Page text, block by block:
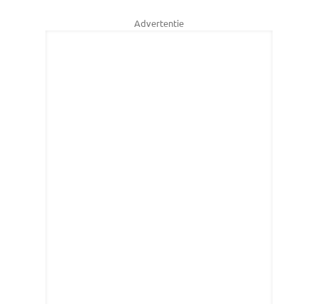
Advertentie